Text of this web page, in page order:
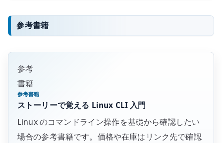
参考書籍
参考
書籍
参考書籍
ストーリーで覚える Linux CLI 入門
Linux のコマンドライン操作を基礎から確認したい
場合の参考書籍です。価格や在庫はリンク先で確認